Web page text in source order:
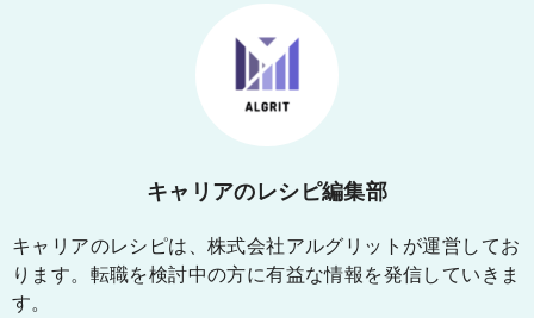
キャリアのレシピ編集部
キャリアのレシピは、株式会社アルグリットが運営してお
ります。転職を検討中の方に有益な情報を発信していきま
す。